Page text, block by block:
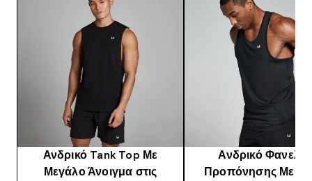
Ανδρικό Tank Top Με
Μεγάλο Άνοιγμα στις
Ανδρικό
Προπόνησης Με